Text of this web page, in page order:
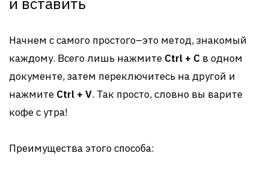
Начнем с самого простого–это метод, знакомый
каждому. Всего лишь нажмите Ctrl + C в одном
документе, затем переключитесь на другой и
нажмите Ctrl + V. Так просто, словно вы варите
кофе с утра!
Преимущества этого способа: